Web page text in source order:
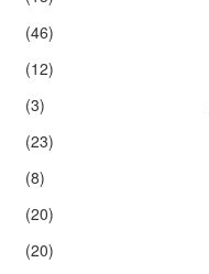
(46)
(12)
(3)
(23)
(8)
(20)
(20)